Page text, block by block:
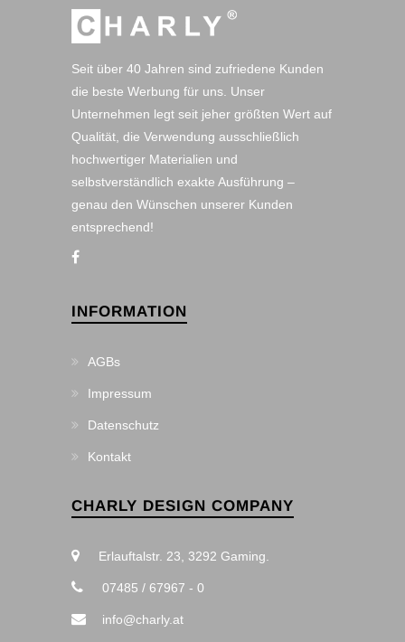
Seit über 40 Jahren sind zufriedene Kunden
die beste Werbung für uns. Unser
Unternehmen legt seit jeher größten Wert auf
Qualität, die Verwendung ausschließlich
hochwertiger Materialien und
selbstverständlich exakte Ausführung –
genau den Wünschen unserer Kunden
entsprechend!
INFORMATION
AGBs
Impressum
Datenschutz
Kontakt
CHARLY DESIGN COMPANY
Erlauftalstr. 23, 3292 Gaming.
07485 / 67967 - 0
info@charly.at